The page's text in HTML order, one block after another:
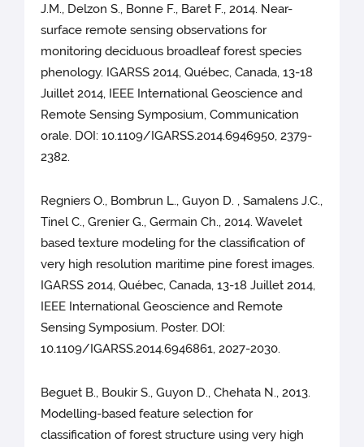
J.M., Delzon S., Bonne F., Baret F., 2014. Near-
surface remote sensing observations for
monitoring deciduous broadleaf forest species
phenology. IGARSS 2014, Québec, Canada, 13-18
Juillet 2014, IEEE International Geoscience and
Remote Sensing Symposium, Communication
orale. DOI: 10.1109/IGARSS.2014.6946950, 2379-
2382.
Regniers O., Bombrun L., Guyon D. , Samalens J.C.,
Tinel C., Grenier G., Germain Ch., 2014. Wavelet
based texture modeling for the classification of
very high resolution maritime pine forest images.
IGARSS 2014, Québec, Canada, 13-18 Juillet 2014,
IEEE International Geoscience and Remote
Sensing Symposium. Poster. DOI:
10.1109/IGARSS.2014.6946861, 2027-2030.
Beguet B., Boukir S., Guyon D., Chehata N., 2013.
Modelling-based feature selection for
classification of forest structure using very high